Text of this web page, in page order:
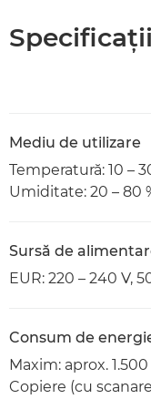
Mediu de utilizare
Temperatură: 10 –
Umiditate: 20 – 80
Sursă de
EUR: 220 – 240 V,
Consum de
Maxim: aprox.
Copiere (cu